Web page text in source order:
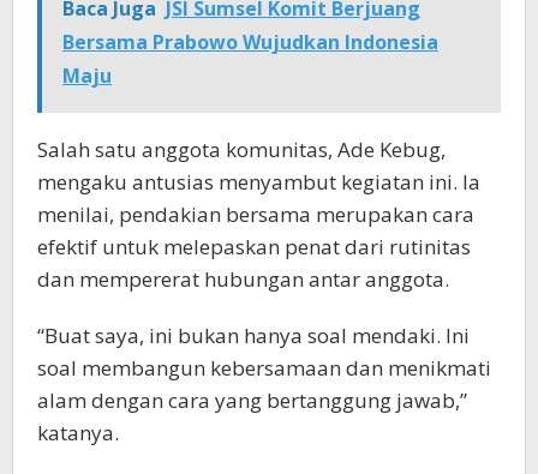
Baca Juga JSI Sumsel Komit Berjuang
Bersama Prabowo Wujudkan Indonesia
Maju
Salah satu anggota komunitas, Ade Kebug,
mengaku antusias menyambut kegiatan ini. Ia
menilai, pendakian bersama merupakan cara
efektif untuk melepaskan penat dari rutinitas
dan mempererat hubungan antar anggota.
“Buat saya, ini bukan hanya soal mendaki. Ini
soal membangun kebersamaan dan menikmati
alam dengan cara yang bertanggung jawab,”
katanya.